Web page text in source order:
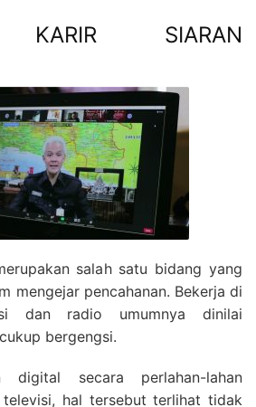
KARIR SIARAN
salah satu bidang yang
mengejar pencahanan. Bekerja di
dan radio umumnya dinilai
bergengsi.
digital secara perlahan-lahan
televisi, hal tersebut terlihat tidak